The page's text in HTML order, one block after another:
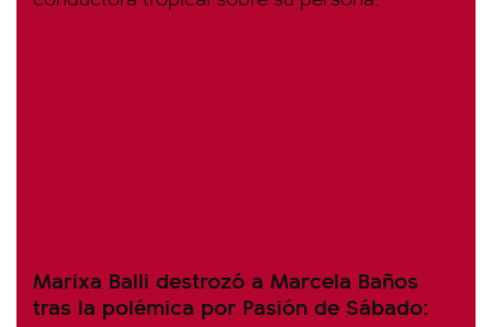
Marixa Balli destrozó a Marcela Baños
tras la polémica por Pasión de Sábado: